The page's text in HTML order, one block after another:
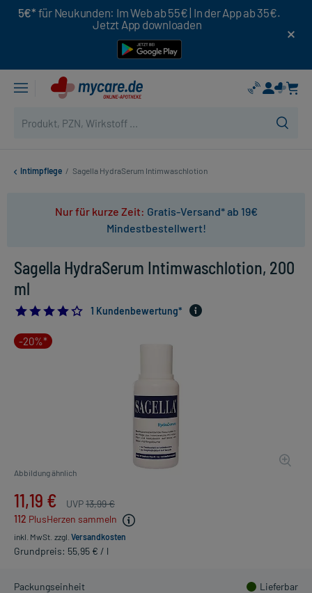
5€* für Neukunden: Im Web ab 55€ | In der App ab 35€.
Jetzt App downloaden
Intimpflege / Sagella HydraSerum Intimwaschlotion
Nur für kurze Zeit: Gratis-Versand* ab 19€
Mindestbestellwert!
Sagella HydraSerum Intimwaschlotion, 200
ml
4.0
1 Kundenbewertung*
-20%*
Abbildung ähnlich
11,19 € UVP13,99 €
112 PlusHerzen sammeln
inkl. MwSt. zzgl. Versandkosten
Grundpreis: 55,95 € / l
Packungseinheit Lieferbar